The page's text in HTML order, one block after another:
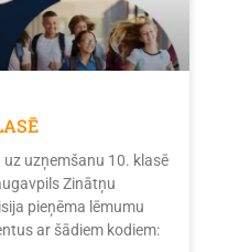
uzņemšanu 10. klasē
Zinātņu
pieņēma lēmumu
ar šādiem kodiem: